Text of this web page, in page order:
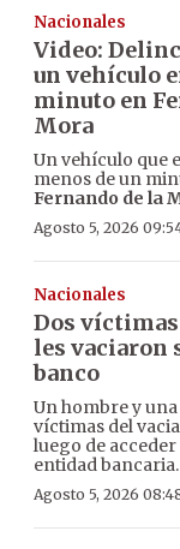
Nacionales
Video:
un vehículo
minuto en
Mora
Un vehículo que
menos de un
Fernando de la
Agosto 5, 2026
Nacionales
Dos
les vaciaron
banco
Un hombre y
víctimas del
luego de
entidad bancaria.
Agosto 5, 2026